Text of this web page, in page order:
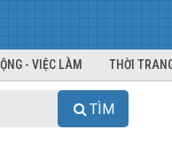
- VIỆC LÀM THỜI
TÌM